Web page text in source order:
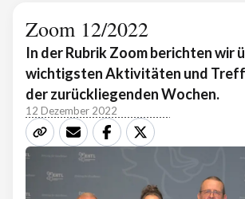
Zoom 12/2022
In der Rubrik Zoom berichten wir
wichtigsten Aktivitäten und
der zurückliegenden Wochen.
12 Dezember 2022